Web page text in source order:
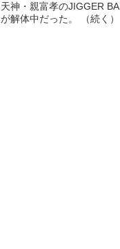
天神・親富孝のJIGGER
が解体中だった。 （続く）